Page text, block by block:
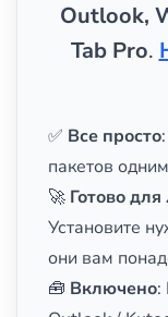
Outlook,
Tab Pro.
✅ Все просто
пакетов
🚀 Готово
Установите
они вам
🧰 Включено: